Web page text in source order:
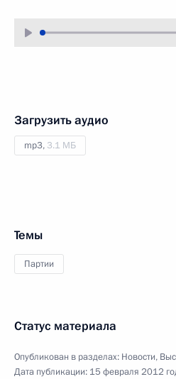
Загрузить аудио
mp3, 3.1 МБ
Темы
Партии
Статус материала
Опубликован в разделах: Новости,
Дата публикации: 15 февраля 2012